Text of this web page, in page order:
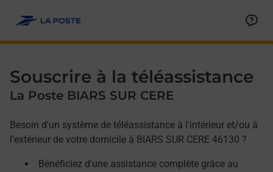
Souscrire à la téléassistance
La Poste BIARS SUR CERE
Besoin d'un système de téléassistance à l'intérieur et/ou à
l'extérieur de votre domicile à BIARS SUR CERE 46130 ?
Bénéficiez d'une assistance complète grâce au